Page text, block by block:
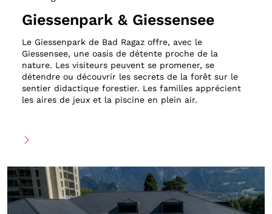
Giessenpark & Giessensee
Le Giessenpark de Bad Ragaz offre, avec le
Giessensee, une oasis de détente proche de la
nature. Les visiteurs peuvent se promener, se
détendre ou découvrir les secrets de la forêt sur le
sentier didactique forestier. Les familles apprécient
les aires de jeux et la piscine en plein air.